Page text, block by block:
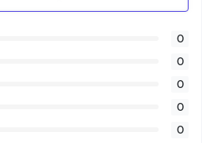
0
0
0
0
0